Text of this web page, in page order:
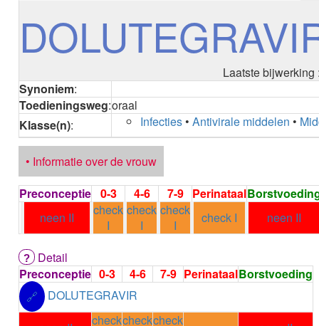
ADENOSINE
AESCINE
AFLIBERCEPT parenteraal
AFLIBERCEPT intravitreaal
AGALSIDASE alfa
AGALSIDASE bèta
AGOMELATINE
ALBIGLUTIDE
ALBUTREPENONACOG ALFA
Stollingsfactor IX; Factor IX
ALCOHOL
ETHANOL
ALECTINIB
ALEMTUZUMAB
ALENDRONAAT
ALENDRONAAT/VIT D3
ALENDRONAAT / VITAMINE D3 / CACO3
Laatste bijwerking
Synoniem:
Toedieningsweg:oraal
Klasse(n): Infecties •Antivirale middelen •
• Informatie over de vrouw
Preconceptie 0-3 4-6 7-9 Perinataal
neen II
check
I
check
I
check
I
check I neen II
Detail
Preconceptie 0-3 4-6 7-9 PerinataalBorstvoeding
🔗
DOLUTEGRAVIR
checkcheckcheck